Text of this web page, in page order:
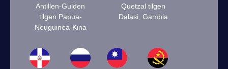
Antillen-Gulden
tilgen Papua-
Neuguinea-Kina
Quetzal tilgen
Dalasi, Gambia